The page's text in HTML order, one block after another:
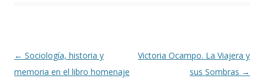
k r
Navegación
de
← Sociología, historia y
memoria en el libro homenaje
Victoria Ocampo. La Viajera y
sus Sombras →